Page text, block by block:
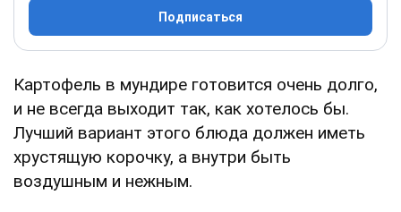
Подписаться
Картофель в мундире готовится очень долго,
и не всегда выходит так, как хотелось бы.
Лучший вариант этого блюда должен иметь
хрустящую корочку, а внутри быть
воздушным и нежным.